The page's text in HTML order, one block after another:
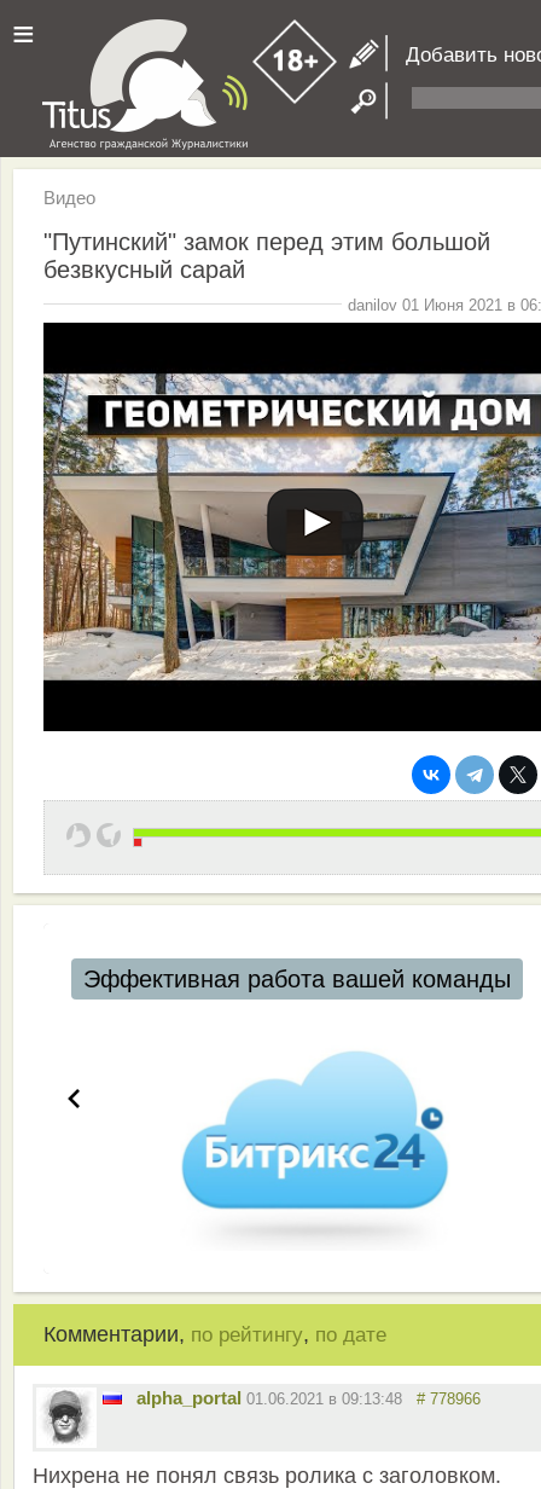
≡ Добавить
Видео
"Путинский" замок перед этим большой
безвкусный сарай
danilov 01 Июня 2021 в
Эффективная работа вашей команды
Комментарии, по рейтингу, по дате
alpha_portal 01.06.2021 в 09:13:48 # 778966
Нихрена не понял связь ролика с заголовком.